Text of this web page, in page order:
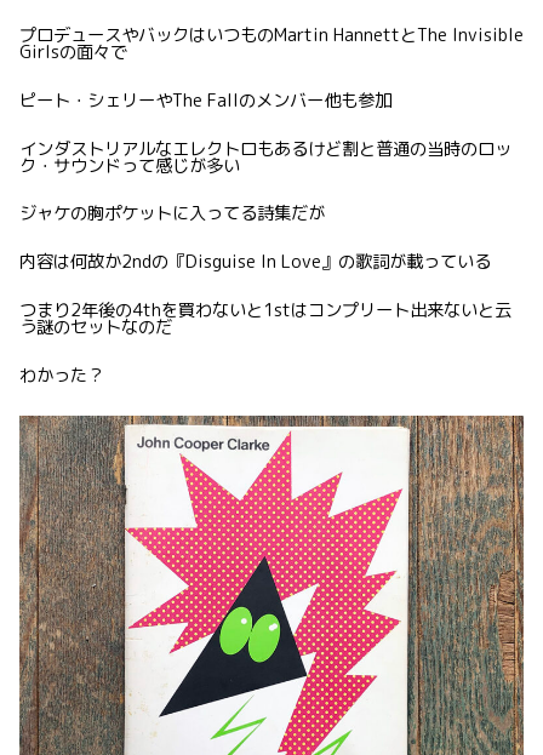
プロデュースやバックはいつものMartin HannettとThe Invisible
Girlsの面々で
ピート・シェリーやThe Fallのメンバー他も参加
インダストリアルなエレクトロもあるけど割と普通の当時のロッ
ク・サウンドって感じが多い
ジャケの胸ポケットに入ってる詩集だが
内容は何故か2ndの『Disguise In Love』の歌詞が載っている
つまり2年後の4thを買わないと1stはコンプリート出来ないと云
う謎のセットなのだ
わかった？